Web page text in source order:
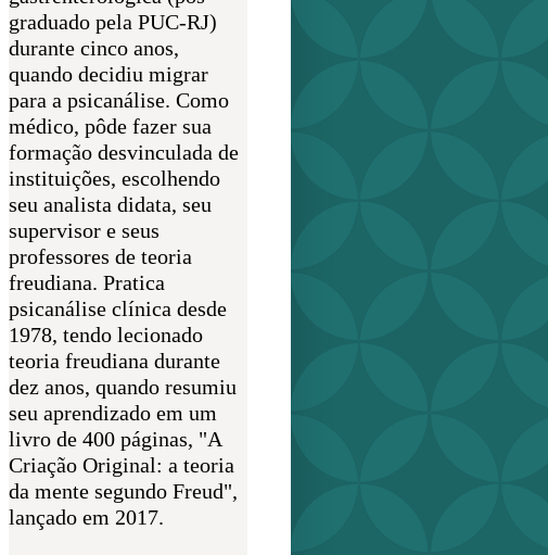
graduado pela PUC-RJ)
durante cinco anos,
quando decidiu migrar
para a psicanálise. Como
médico, pôde fazer sua
formação desvinculada de
instituições, escolhendo
seu analista didata, seu
supervisor e seus
professores de teoria
freudiana. Pratica
psicanálise clínica desde
1978, tendo lecionado
teoria freudiana durante
dez anos, quando resumiu
seu aprendizado em um
livro de 400 páginas, "A
Criação Original: a teoria
da mente segundo Freud",
lançado em 2017.